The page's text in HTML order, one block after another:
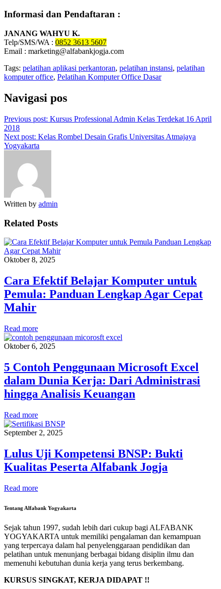
Informasi dan Pendaftaran :
JANANG WAHYU K.
Telp/SMS/WA : 0852 3613 5607
Email : marketing@alfabankjogja.com
Tags: pelatihan aplikasi perkantoran, pelatihan instansi, pelatihan
komputer office, Pelatihan Komputer Office Dasar
Navigasi pos
Previous post: Kursus Professional Admin Kelas Terdekat 16 April
2018
Next post: Kelas Rombel Desain Grafis Universitas Atmajaya
Yogyakarta
Written by admin
Related Posts
Oktober 8, 2025
Cara Efektif Belajar Komputer untuk
Pemula: Panduan Lengkap Agar Cepat
Mahir
Read more
Oktober 6, 2025
5 Contoh Penggunaan Microsoft Excel
dalam Dunia Kerja: Dari Administrasi
hingga Analisis Keuangan
Read more
September 2, 2025
Lulus Uji Kompetensi BNSP: Bukti
Kualitas Peserta Alfabank Jogja
Read more
Tentang Alfabank Yogyakarta
Sejak tahun 1997, sudah lebih dari cukup bagi ALFABANK
YOGYAKARTA untuk memiliki pengalaman dan kemampuan
yang terpercaya dalam hal penyelenggaraan pendidikan dan
pelatihan untuk menunjang berbagai bidang disiplin ilmu dan
memenuhi kebutuhan dunia kerja yang terus berkembang.
KURSUS SINGKAT, KERJA DIDAPAT !!